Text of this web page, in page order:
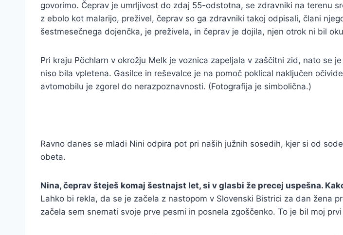
govorimo. Čeprav je umrljivost do zdaj 55-odstotna, se zdravniki na terenu
z ebolo kot malarijo, preživel, čeprav so ga zdravniki takoj odpisali, člani
šestmesečnega dojenčka, je preživela, in čeprav je dojila, njen otrok ni bil
Pri kraju Pöchlarn v okrožju Melk je voznica zapeljala v zaščitni zid, nato se
niso bila vpletena. Gasilce in reševalce je na pomoč poklical naključen
avtomobilu je zgorel do nerazpoznavnosti. (Fotografija je simbolična.)
Ravno danes se mladi Nini odpira pot pri naših južnih sosedih, kjer si od
obeta.
Nina, čeprav šteješ komaj šestnajst let, si v glasbi že precej uspešna.
Lahko bi rekla, da se je začela z nastopom v Slovenski Bistrici za dan žena
začela sem snemati svoje prve pesmi in posnela zgoščenko. To je bil moj